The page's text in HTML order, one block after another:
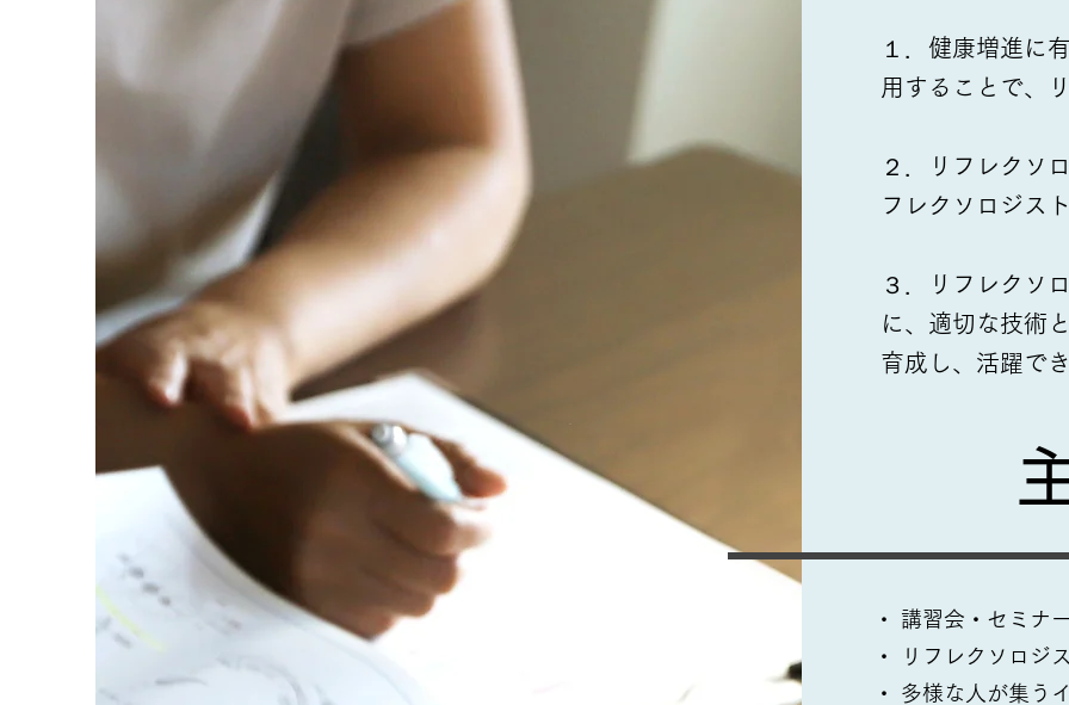
１．​健康増進に
用することで、
２．リフレクソ
フレクソロジス
３．リフレクソ
に、適切な技術
育成し、活躍で
・ 講習会・セミナ
・ リフレクソロジ
・ 多様な人が集う